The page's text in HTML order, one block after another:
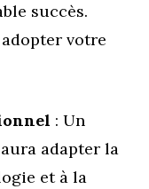
succès.
votre
: Un
adapter la
et à la